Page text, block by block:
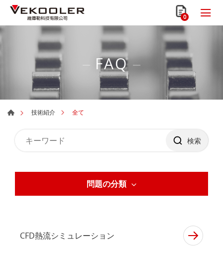
0
FAQ
技術紹介 全て
検索
問題の分類
CFD熱流シミュレーション